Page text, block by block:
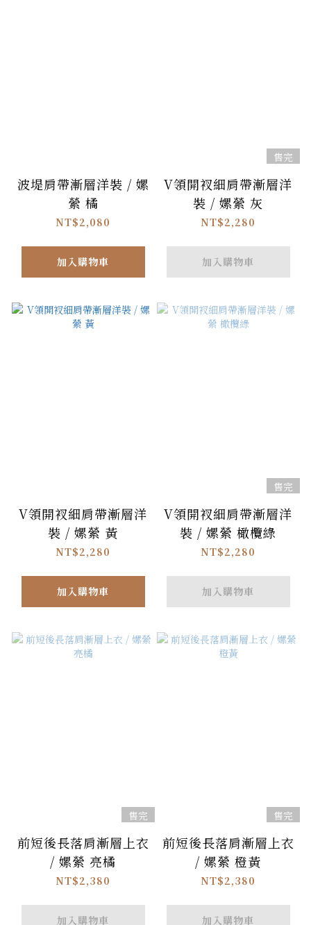
波堤肩帶漸層洋裝 / 嫘
縈 橘
NT$2,080
加入購物車
售完
V領開衩細肩帶漸層洋
裝 / 嫘縈 灰
NT$2,280
加入購物車
V領開衩細肩帶漸層洋
裝 / 嫘縈 黃
NT$2,280
加入購物車
售完
V領開衩細肩帶漸層洋
裝 / 嫘縈 橄欖綠
NT$2,280
加入購物車
售完
前短後長落肩漸層上衣
/ 嫘縈 亮橘
NT$2,380
加入購物車
售完
前短後長落肩漸層上衣
/ 嫘縈 橙黃
NT$2,380
加入購物車